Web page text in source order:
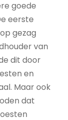
goede
eerste
gezag
van
dit door
en
Maar ook
dat